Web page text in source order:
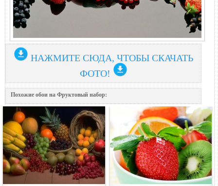
НАЖМИТЕ СЮДА, ЧТОБЫ СКАЧАТЬ
ФОТО!
Похожие обои на Фруктовый набор: